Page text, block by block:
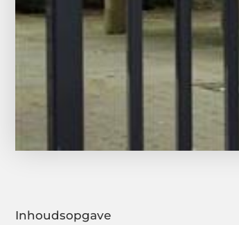
Inhoudsopgave